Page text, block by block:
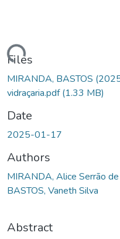
Files
MIRANDA, BASTOS
vidraçaria.pdf(1.33 MB)
Date
2025-01-17
Authors
MIRANDA, Alice Serrão de
BASTOS, Vaneth Silva
Abstract